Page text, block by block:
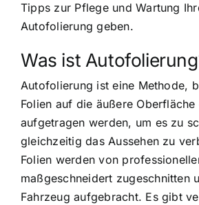
Tipps zur Pflege und Wartung
Autofolierung geben.
Was ist
Autofolierung ist eine Methode,
Folien auf die äußere Oberfläche
aufgetragen werden, um es zu
gleichzeitig das Aussehen zu
Folien werden von
maßgeschneidert zugeschnitten
Fahrzeug aufgebracht. Es gibt